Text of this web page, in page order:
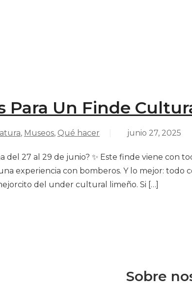
Para Un Finde
‚ Museos‚ Qué hacer junio 27, 2025
del 27 al 29 de junio? ✨ Este finde viene con
experiencia con bomberos. Y lo mejor: todo
del under cultural limeño. Si […]
Sobre